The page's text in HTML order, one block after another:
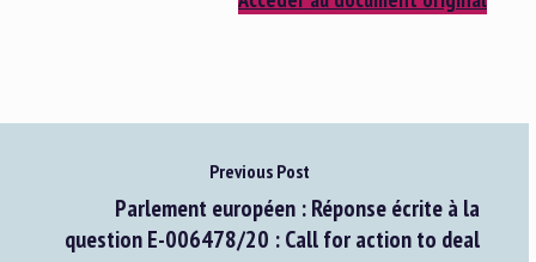
Previous Post
Parlement européen : Réponse écrite à la
question E-006478/20 : Call for action to deal